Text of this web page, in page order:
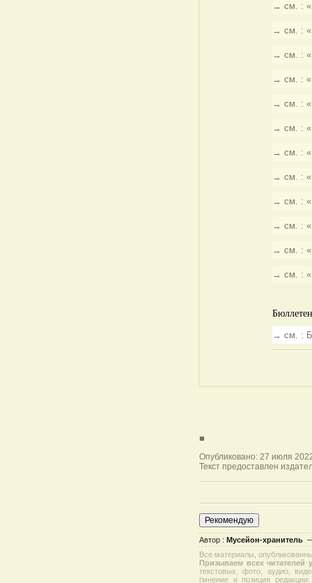
→ см. :
→ см. :
→ см. :
→ см. :
→ см. :
→ см. :
→ см. :
→ см. :
→ см. :
→ см. :
→ см. :
→ см. :
→ см. :
■
Опубликовано: 27 июля
Текст предоставлен
Автор : Мусейон-хранитель
Все материалы,
Призываем всех читателей
текстовых, фото, аудио,
(мнение и позиция